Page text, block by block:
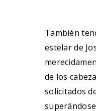
También
estelar de
de los
solicitados